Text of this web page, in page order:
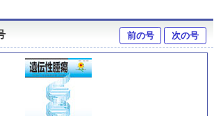
前の号 次の号